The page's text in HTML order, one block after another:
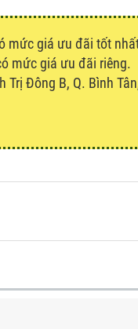
mức giá ưu đãi tốt
mức giá ưu đãi riêng.
Trị Đông B, Q. Bình